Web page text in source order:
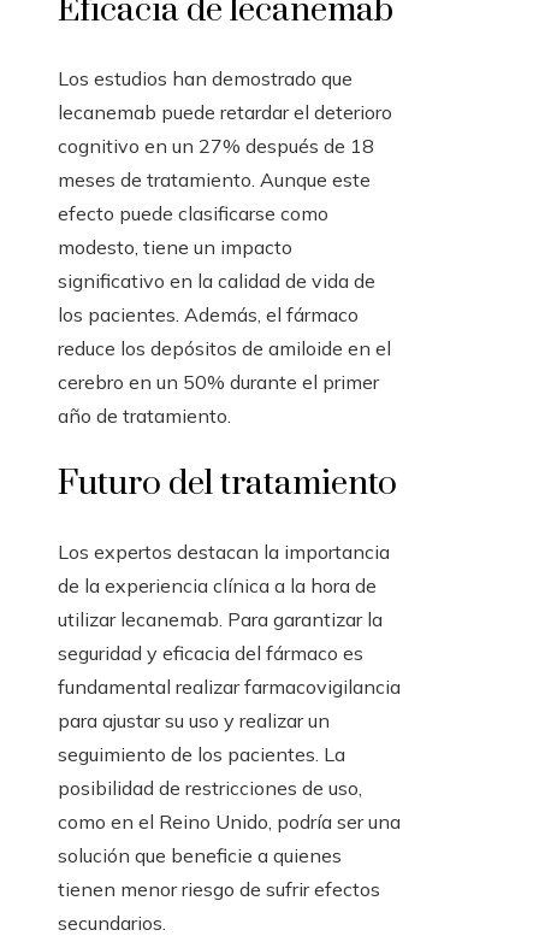
Eficacia de lecanemab
Los estudios han demostrado que
lecanemab puede retardar el deterioro
cognitivo en un 27% después de 18
meses de tratamiento. Aunque este
efecto puede clasificarse como
modesto, tiene un impacto
significativo en la calidad de vida de
los pacientes. Además, el fármaco
reduce los depósitos de amiloide en el
cerebro en un 50% durante el primer
año de tratamiento.
Futuro del tratamiento
Los expertos destacan la importancia
de la experiencia clínica a la hora de
utilizar lecanemab. Para garantizar la
seguridad y eficacia del fármaco es
fundamental realizar farmacovigilancia
para ajustar su uso y realizar un
seguimiento de los pacientes. La
posibilidad de restricciones de uso,
como en el Reino Unido, podría ser una
solución que beneficie a quienes
tienen menor riesgo de sufrir efectos
secundarios.